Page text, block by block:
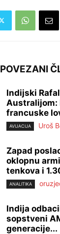
POVEZANI
Indijski
Australijom:
francuske
AVIJACIJA Uroš
Zapad
oklopnu
tenkova i
ANALITIKA
Indija
sopstveni
generacije...